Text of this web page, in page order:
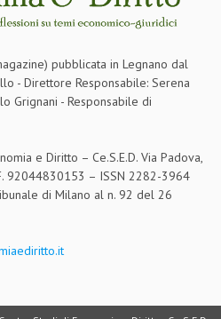
pubblicata in Legnano dal
- Direttore Responsabile: Serena
Grignani - Responsabile di
e Diritto – Ce.S.E.D. Via Padova,
92044830153 – ISSN 2282-3964
di Milano al n. 92 del 26